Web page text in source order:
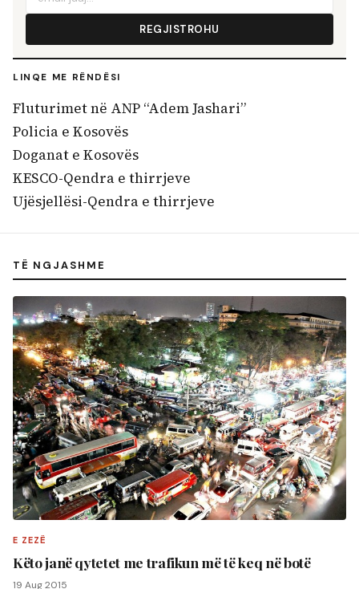
REGJISTROHU
LINQE ME RËNDËSI
Fluturimet në ANP “Adem Jashari”
Policia e Kosovës
Doganat e Kosovës
KESCO-Qendra e thirrjeve
Ujësjellësi-Qendra e thirrjeve
TË NGJASHME
E ZEZË
Këto janë qytetet me trafikun më të keq në botë
19 Aug 2015